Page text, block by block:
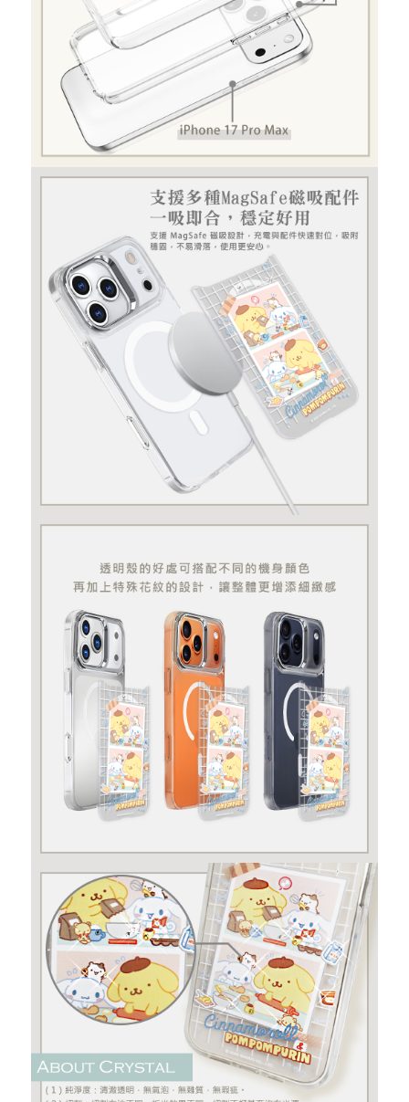
重取驗證碼
記住帳號
忘記您的密碼了?